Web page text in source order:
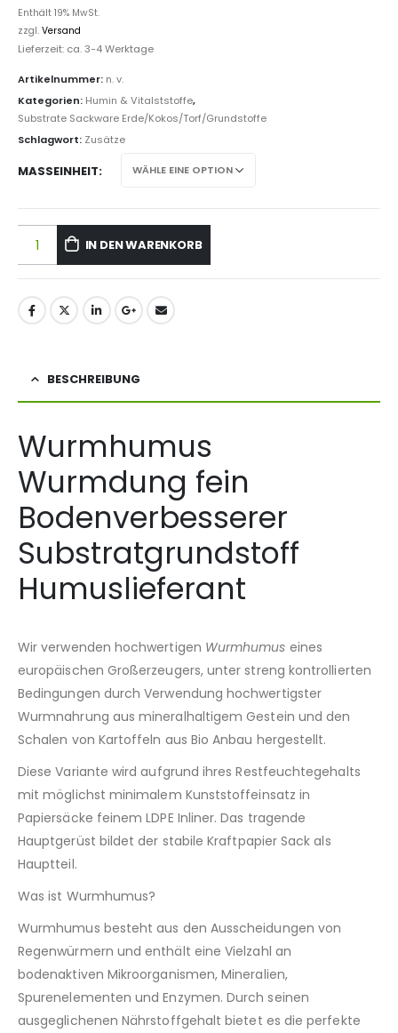
Enthält 19% MwSt.
zzgl. Versand
Lieferzeit: ca. 3-4 Werktage
Artikelnummer: n. v.
Kategorien: Humin & Vitalststoffe,
Substrate Sackware Erde/Kokos/Torf/Grundstoffe
Schlagwort: Zusätze
MASSEINHEIT
IN DEN WARENKORB
BESCHREIBUNG
Wurmhumus
Wurmdung fein
Bodenverbesserer
Substratgrundstoff
Humuslieferant
Wir verwenden hochwertigen Wurmhumus eines
europäischen Großerzeugers, unter streng kontrollierten
Bedingungen durch Verwendung hochwertigster
Wurmnahrung aus mineralhaltigem Gestein und den
Schalen von Kartoffeln aus Bio Anbau hergestellt.
Diese Variante wird aufgrund ihres Restfeuchtegehalts
mit möglichst minimalem Kunststoffeinsatz in
Papiersäcke feinem LDPE Inliner. Das tragende
Hauptgerüst bildet der stabile Kraftpapier Sack als
Hauptteil.
Was ist Wurmhumus?
Wurmhumus besteht aus den Ausscheidungen von
Regenwürmern und enthält eine Vielzahl an
bodenaktiven Mikroorganismen, Mineralien,
Spurenelementen und Enzymen. Durch seinen
ausgeglichenen Nährstoffgehalt bietet es die perfekte